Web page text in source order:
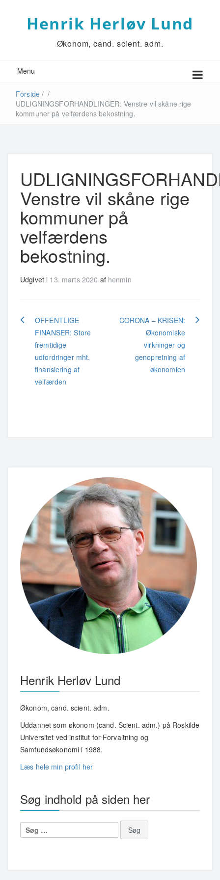
Henrik Herløv Lund
Økonom, cand. scient. adm.
Menu
Forside / /
UDLIGNINGSFORHANDLINGER: Venstre vil skåne rige
kommuner på velfærdens bekostning.
Venstre vil skåne rige
kommuner på
velfærdens
bekostning.
Udgivet i 13. marts 2020 af henmin
Indlægsnavigation
OFFENTLIGE
FINANSER: Store
fremtidige
udfordringer mht.
finansiering af
velfærden
CORONA – KRISEN:
Økonomiske
virkninger og
genopretning af
økonomien
Henrik Herløv Lund
Økonom, cand. scient. adm.
Uddannet som økonom (cand. Scient. adm.) på Roskilde
Universitet ved institut for Forvaltning og
Samfundsøkonomi i 1988.
Læs hele min profil her
Søg indhold på siden her
Søg
efter: